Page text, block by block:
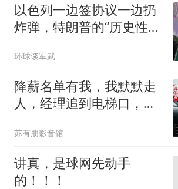
以色列一边签协议一边扔
炸弹，特朗普的“历史性协
环球谈军武
降薪名单有我，我默默走
人，经理追到电梯口，见
苏有朋影音馆
讲真，是球网先动手
的！！！